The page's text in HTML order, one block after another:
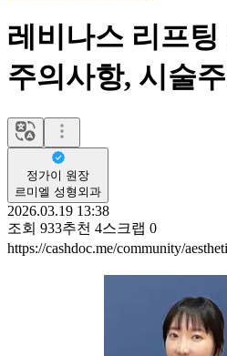
레비나스 리프
주의사항, 시술
정가이 원장
르미엘 성형외과
2026.03.19 13:38
조회 933추천 4스크랩 0
https://cashdoc.me/community/